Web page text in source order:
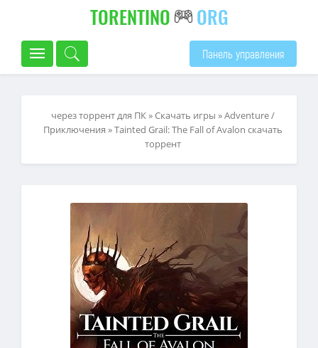
TORENTINO ORG
Панель управления
через торрент для ПК»Скачать игры »Adventure /
Приключения » Tainted Grail: The Fall of Avalon скачать
торрент